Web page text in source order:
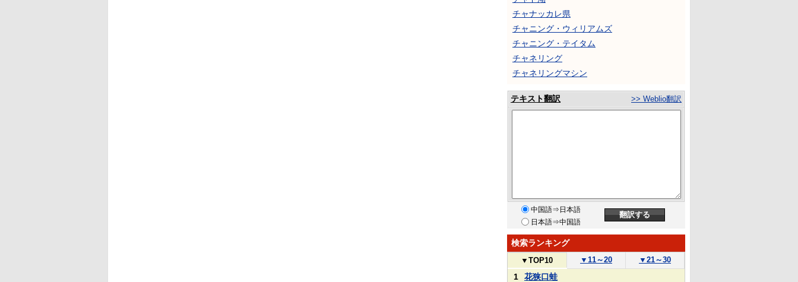
チャナッカレ県
チャニング・ウィリアムズ
チャニング・テイタム
チャネリング
チャネリングマシン
テキスト翻訳 >> Weblio翻訳
中国語⇒日本語
日本語⇒中国語
検索ランキング
▼ TOP10 ▼ 11～20 ▼ 21～30
1
花狭口蛙